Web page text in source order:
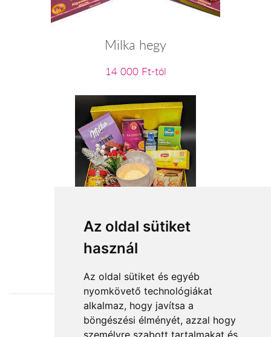
Az oldal sütiket
használ
Az oldal sütiket és egyéb
nyomkövető technológiákat
alkalmaz, hogy javítsa a
böngészési élményét, azzal hogy
személyre szabott tartalmakat és
Milka hegy
14 000 Ft-tól
Öt órai tea - ajándékcsomag
22 360 Ft-tól
Elfogadott fizetési módok